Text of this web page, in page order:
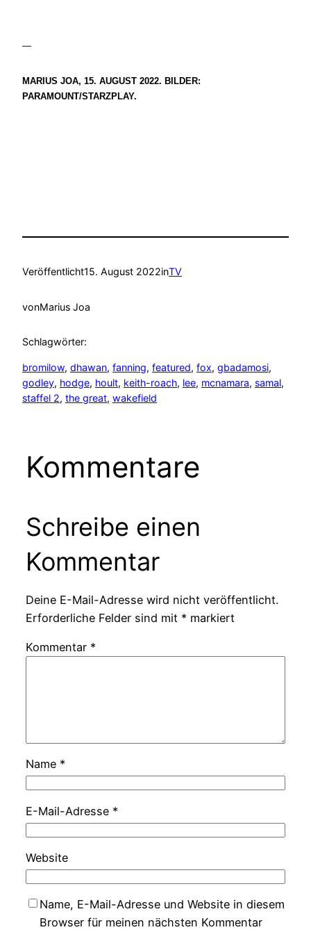
—
MARIUS JOA, 15. AUGUST 2022. BILDER:
PARAMOUNT/STARZPLAY.
Veröffentlicht15. August 2022inTV
vonMarius Joa
Schlagwörter:
bromilow, dhawan, fanning, featured, fox, gbadamosi
godley, hodge, hoult, keith-roach, lee, mcnamara, samal
staffel 2, the great, wakefield
Kommentare
Schreibe einen
Kommentar
Deine E-Mail-Adresse wird nicht veröffentlicht.
Erforderliche Felder sind mit * markiert
Kommentar *
Name *
E-Mail-Adresse *
Website
Name, E-Mail-Adresse und Website in diesem
Browser für meinen nächsten Kommentar